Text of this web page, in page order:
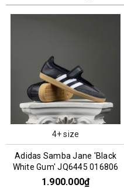
4+ size
Adidas Samba Jane 'Black
White Gum' JQ6445 016806
1.900.000₫